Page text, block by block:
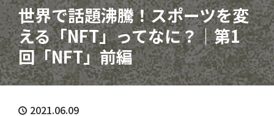
世界で話題沸騰！スポーツを変
える「NFT」ってなに？｜第1
回「NFT」前編
2021.06.09